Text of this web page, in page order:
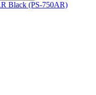
Black (PS-750AR)